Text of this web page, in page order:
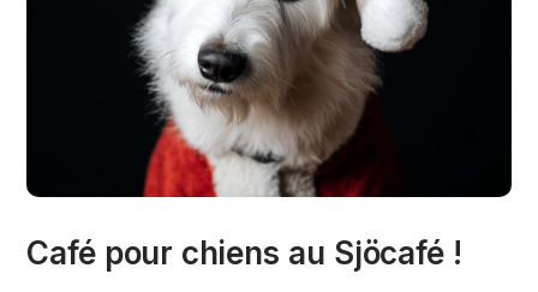
Café pour chiens au Sjöcafé !